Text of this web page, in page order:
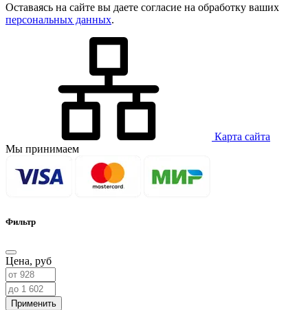
Оставаясь на сайте вы даете согласие на обработку ваших
персональных данных.
Карта сайта
Мы принимаем
Фильтр
Цена, руб
Применить